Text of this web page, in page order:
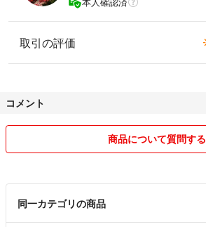
取引の評価
コメント
商品について質問する
同一カテゴリの商品